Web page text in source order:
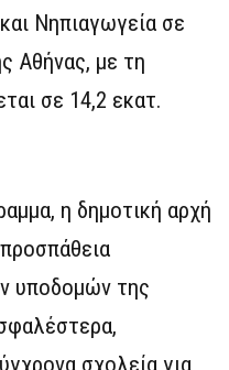
Νηπιαγωγεία σε
Αθήνας, με τη
σε 14,2 εκατ.
η δημοτική αρχή
υποδομών της
σχολεία για